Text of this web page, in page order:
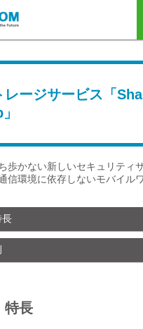
レージサービス「
歩かない新しいセキュリティ
信環境に依存しないモバイル
長
特長